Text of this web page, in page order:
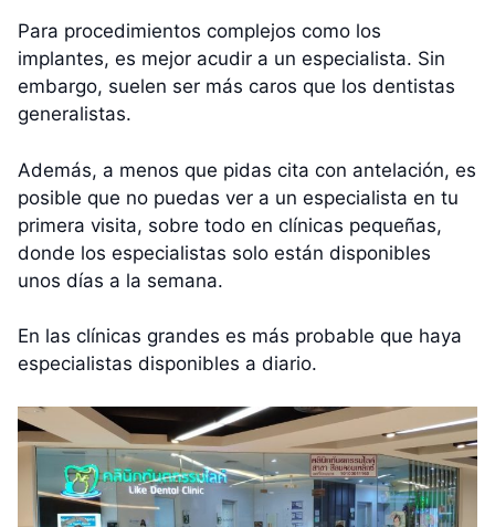
Para procedimientos complejos como los
implantes, es mejor acudir a un especialista. Sin
embargo, suelen ser más caros que los dentistas
generalistas.
Además, a menos que pidas cita con antelación, es
posible que no puedas ver a un especialista en tu
primera visita, sobre todo en clínicas pequeñas,
donde los especialistas solo están disponibles
unos días a la semana.
En las clínicas grandes es más probable que haya
especialistas disponibles a diario.